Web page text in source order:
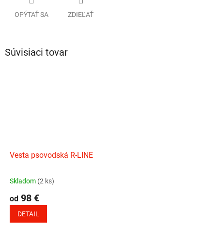
OPÝTAŤ SA ZDIEĽAŤ
Súvisiaci tovar
Vesta psovodská R-LINE
Priemerné
produktu
Skladom (2 ks)
od 98 €
DETAIL